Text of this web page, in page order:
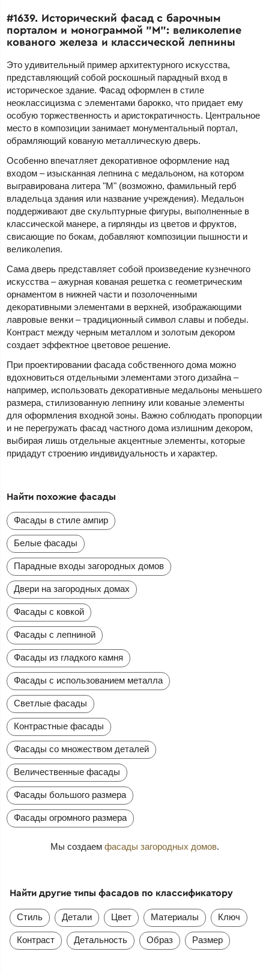
#1639. Исторический фасад с барочным
порталом и монограммой "М": великолепие
кованого железа и классической лепнины
Это удивительный пример архитектурного искусства,
представляющий собой роскошный парадный вход в
историческое здание. Фасад оформлен в стиле
неоклассицизма с элементами барокко, что придает ему
особую торжественность и аристократичность. Центральное
место в композиции занимает монументальный портал,
обрамляющий кованую металлическую дверь.
Особенно впечатляет декоративное оформление над
входом – изысканная лепнина с медальоном, на котором
выгравирована литера "М" (возможно, фамильный герб
владельца здания или название учреждения). Медальон
поддерживают две скульптурные фигуры, выполненные в
классической манере, а гирлянды из цветов и фруктов,
свисающие по бокам, добавляют композиции пышности и
великолепия.
Сама дверь представляет собой произведение кузнечного
искусства – ажурная кованая решетка с геометрическим
орнаментом в нижней части и позолоченными
декоративными элементами в верхней, изображающими
лавровые венки – традиционный символ славы и победы.
Контраст между черным металлом и золотым декором
создает эффектное цветовое решение.
При проектировании фасада собственного дома можно
вдохновиться отдельными элементами этого дизайна –
например, использовать декоративные медальоны меньшего
размера, стилизованную лепнину или кованые элементы
для оформления входной зоны. Важно соблюдать пропорции
и не перегружать фасад частного дома излишним декором,
выбирая лишь отдельные акцентные элементы, которые
придадут строению индивидуальность и характер.
Найти похожие фасады
Фасады в стиле ампир
Белые фасады
Парадные входы загородных домов
Двери на загородных домах
Фасады с ковкой
Фасады с лепниной
Фасады из гладкого камня
Фасады с использованием металла
Светлые фасады
Контрастные фасады
Фасады со множеством деталей
Величественные фасады
Фасады большого размера
Фасады огромного размера
Мы создаем фасады загородных домов.
Найти другие типы фасадов по классификатору
Стиль Детали Цвет Материалы Ключ
Контраст Детальность Образ Размер